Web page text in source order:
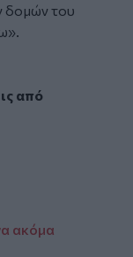
δομών του
από
ακόμα